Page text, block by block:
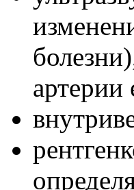
артерии